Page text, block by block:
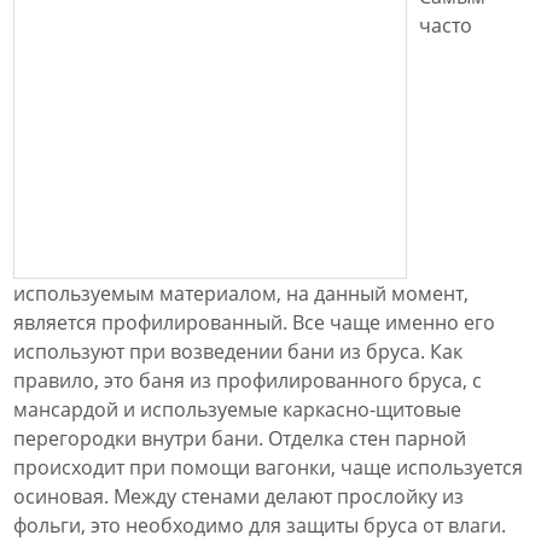
часто
используемым материалом, на данный момент,
является профилированный. Все чаще именно его
используют при возведении бани из бруса. Как
правило, это баня из профилированного бруса, с
мансардой и используемые каркасно-щитовые
перегородки внутри бани. Отделка стен парной
происходит при помощи вагонки, чаще используется
осиновая. Между стенами делают прослойку из
фольги, это необходимо для защиты бруса от влаги.